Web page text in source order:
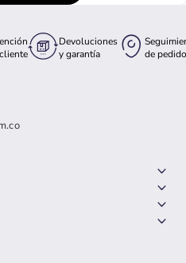
Devoluciones
y garantía
de pedido